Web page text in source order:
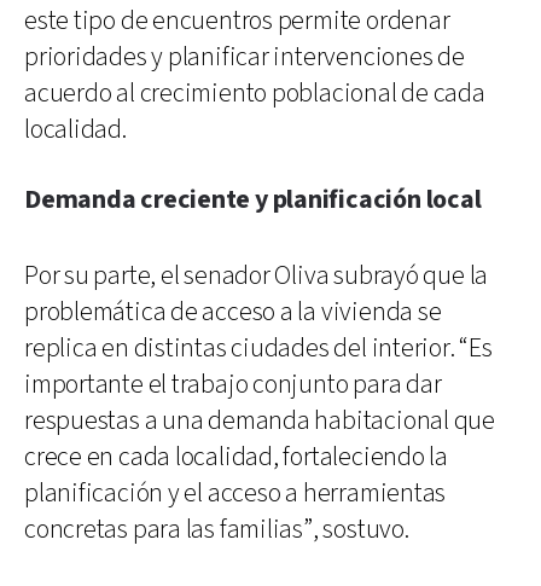
este tipo de encuentros permite ordenar
prioridades y planificar intervenciones de
acuerdo al crecimiento poblacional de cada
localidad.
Demanda creciente y planificación local
Por su parte, el senador Oliva subrayó que la
problemática de acceso a la vivienda se
replica en distintas ciudades del interior. “Es
importante el trabajo conjunto para dar
respuestas a una demanda habitacional que
crece en cada localidad, fortaleciendo la
planificación y el acceso a herramientas
concretas para las familias”, sostuvo.